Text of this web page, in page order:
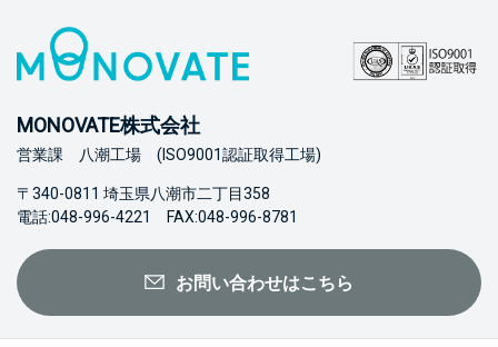
MONOVATE株式会社
営業課 八潮工場 (ISO9001認証取得工場)
〒340-0811 埼玉県八潮市二丁目358
電話:048-996-4221 FAX:048-996-8781
お問い合わせはこちら